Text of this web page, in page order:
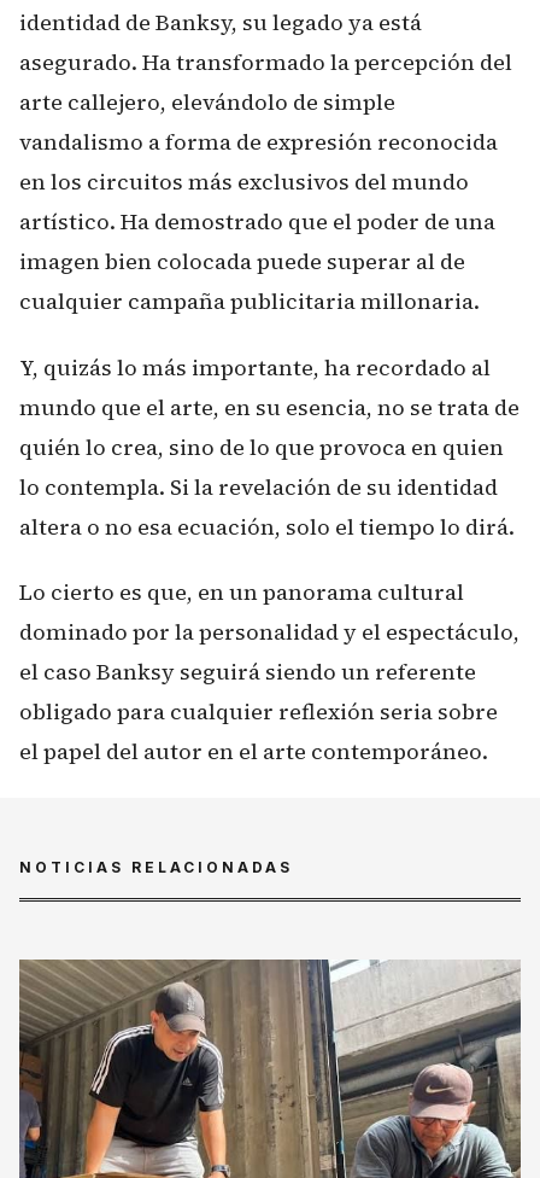
identidad de Banksy, su legado ya está
asegurado. Ha transformado la percepción del
arte callejero, elevándolo de simple
vandalismo a forma de expresión reconocida
en los circuitos más exclusivos del mundo
artístico. Ha demostrado que el poder de una
imagen bien colocada puede superar al de
cualquier campaña publicitaria millonaria.
Y, quizás lo más importante, ha recordado al
mundo que el arte, en su esencia, no se trata de
quién lo crea, sino de lo que provoca en quien
lo contempla. Si la revelación de su identidad
altera o no esa ecuación, solo el tiempo lo dirá.
Lo cierto es que, en un panorama cultural
dominado por la personalidad y el espectáculo,
el caso Banksy seguirá siendo un referente
obligado para cualquier reflexión seria sobre
el papel del autor en el arte contemporáneo.
NOTICIAS RELACIONADAS